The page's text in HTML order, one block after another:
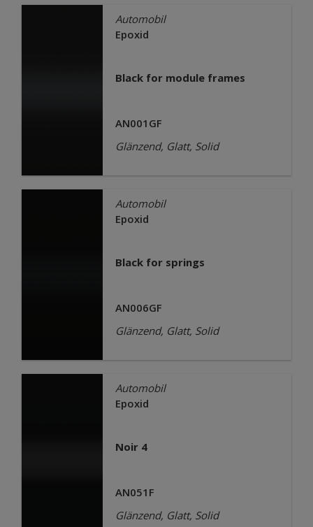
Automobil
Epoxid
Black for module frames
AN001GF
Glänzend, Glatt, Solid
Automobil
Epoxid
Black for springs
AN006GF
Glänzend, Glatt, Solid
Automobil
Epoxid
Noir 4
AN051F
Glänzend, Glatt, Solid